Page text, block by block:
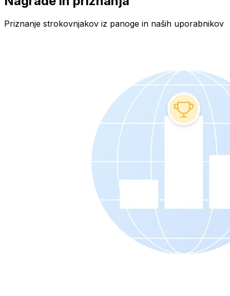
Priznanje strokovnjakov iz panoge in naših uporabnikov